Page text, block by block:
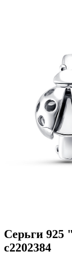
Серьги 925
с2202384